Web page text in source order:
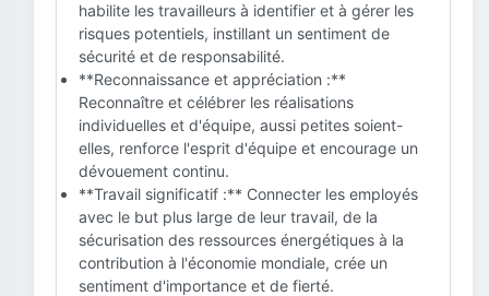
habilite les travailleurs à identifier et à gérer les
risques potentiels, instillant un sentiment de
sécurité et de responsabilité.
**Reconnaissance et appréciation :**
Reconnaître et célébrer les réalisations
individuelles et d'équipe, aussi petites soient-
elles, renforce l'esprit d'équipe et encourage un
dévouement continu.
**Travail significatif :** Connecter les employés
avec le but plus large de leur travail, de la
sécurisation des ressources énergétiques à la
contribution à l'économie mondiale, crée un
sentiment d'importance et de fierté.